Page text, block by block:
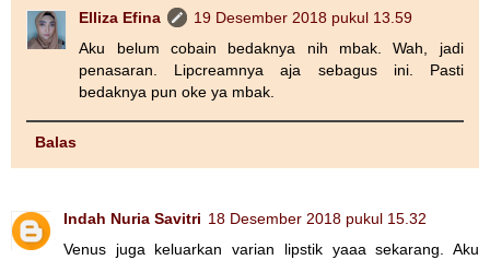
Elliza Efina
19 Desember 2018 pukul 13.59
Aku belum cobain bedaknya nih mbak. Wah, jadi
penasaran. Lipcreamnya aja sebagus ini. Pasti
bedaknya pun oke ya mbak.
Balas
Indah Nuria Savitri 18 Desember 2018 pukul 15.32
Venus juga keluarkan varian lipstik yaaa sekarang. Aku